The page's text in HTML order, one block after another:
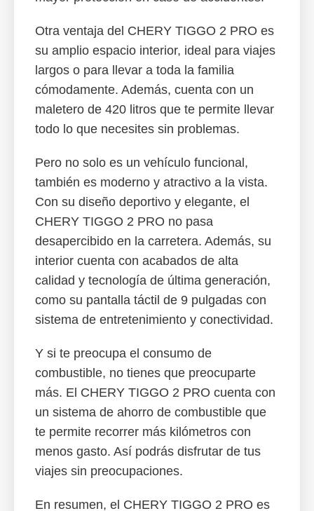
Otra ventaja del CHERY TIGGO 2 PRO es
su amplio espacio interior, ideal para viajes
largos o para llevar a toda la familia
cómodamente. Además, cuenta con un
maletero de 420 litros que te permite llevar
todo lo que necesites sin problemas.
Pero no solo es un vehículo funcional,
también es moderno y atractivo a la vista.
Con su diseño deportivo y elegante, el
CHERY TIGGO 2 PRO no pasa
desapercibido en la carretera. Además, su
interior cuenta con acabados de alta
calidad y tecnología de última generación,
como su pantalla táctil de 9 pulgadas con
sistema de entretenimiento y conectividad.
Y si te preocupa el consumo de
combustible, no tienes que preocuparte
más. El CHERY TIGGO 2 PRO cuenta con
un sistema de ahorro de combustible que
te permite recorrer más kilómetros con
menos gasto. Así podrás disfrutar de tus
viajes sin preocupaciones.
En resumen, el CHERY TIGGO 2 PRO es